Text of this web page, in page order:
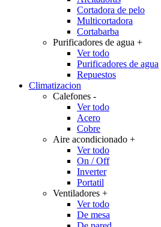
Cortadora de pelo
Multicortadora
Cortabarba
Purificadores de agua +
Ver todo
Purificadores de agua
Repuestos
Climatizacion
Calefones -
Ver todo
Acero
Cobre
Aire acondicionado +
Ver todo
On / Off
Inverter
Portatil
Ventiladores +
Ver todo
De mesa